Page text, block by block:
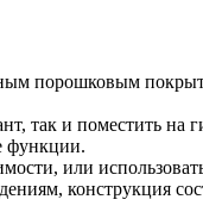
порошковым
так и поместить на
функции.
или
конструкция